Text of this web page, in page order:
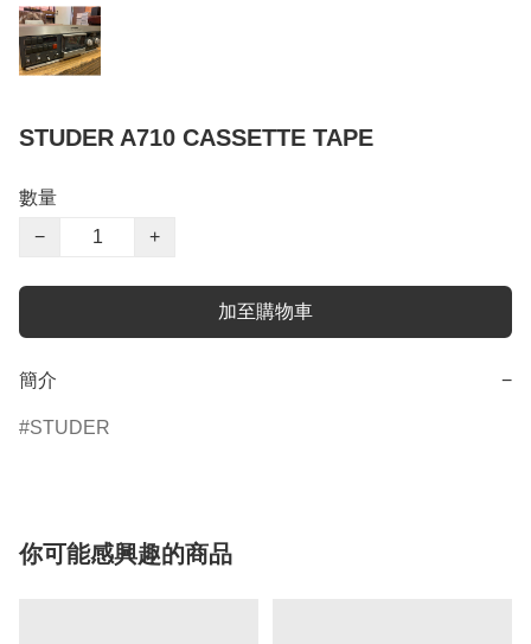
STUDER A710 CASSETTE TAPE
數量
−
+
加至購物車
簡介 −
STUDER
你可能感興趣的商品